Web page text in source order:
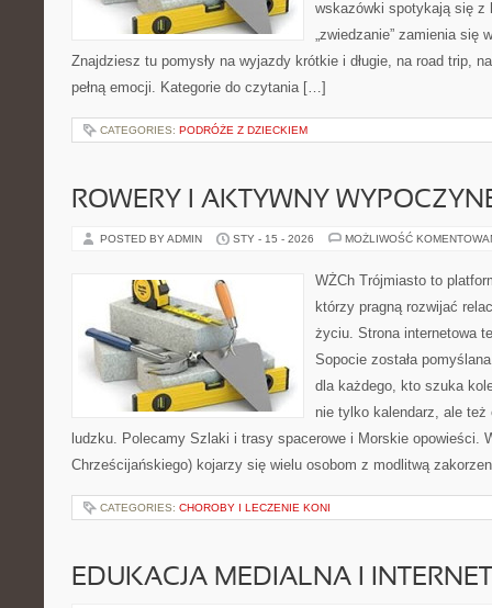
wskazówki spotykają się z
„zwiedzanie” zamienia się
Znajdziesz tu pomysły na wyjazdy krótkie i długie, na road trip,
pełną emocji. Kategorie do czytania […]
CATEGORIES: PODRÓŻE Z DZIECKIEM
ROWERY I AKTYWNY
POSTED BY ADMIN STY - 15 - 2026 MOŻLIWOŚĆ
WŻCh Trójmiasto to
którzy pragną rozwijać
życiu. Strona internetowa
Sopocie została
dla każdego, kto szuka
nie tylko kalendarz, ale
ludzku. Polecamy Szlaki i trasy spacerowe i Morskie opowieści.
Chrześcijańskiego) kojarzy się wielu osobom z modlitwą
CATEGORIES: CHOROBY I LECZENIE KONI
EDUKACJA MEDIALNA I